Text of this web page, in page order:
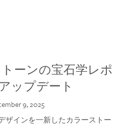
ーンの宝石学レポ
ップデート
9, 2025
ザインを一新したカラーストー